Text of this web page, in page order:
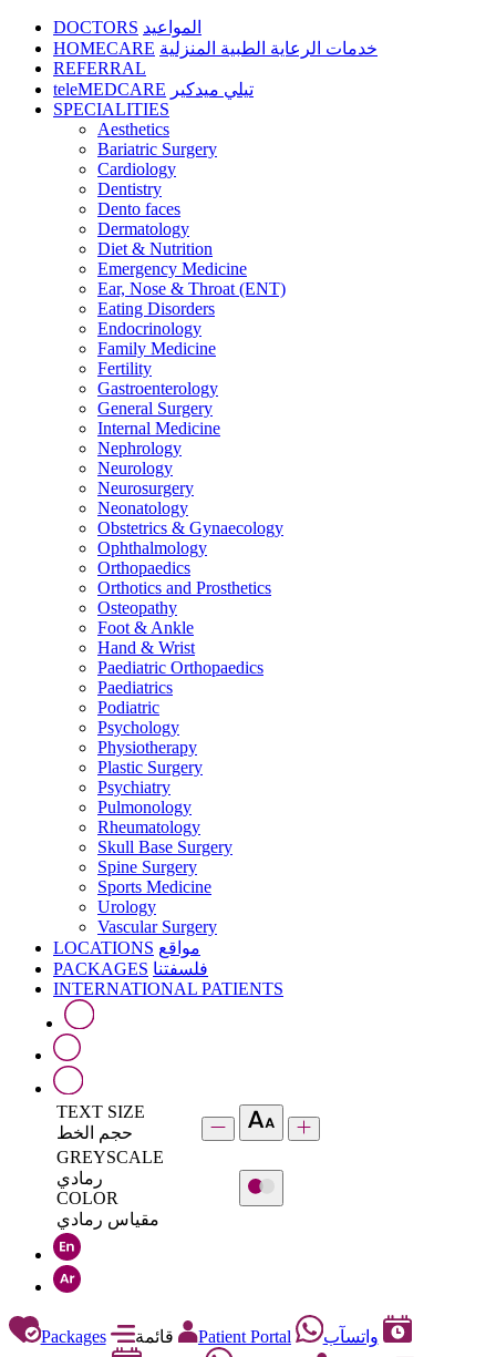
DOCTORS المواعيد
HOMECARE خدمات الرعاية الطبية المنزلية
REFERRAL
teleMEDCARE تيلي ميدكير
SPECIALITIES
Aesthetics
Bariatric Surgery
Cardiology
Dentistry
Dento faces
Dermatology
Diet & Nutrition
Emergency Medicine
Ear, Nose & Throat (ENT)
Eating Disorders
Endocrinology
Family Medicine
Fertility
Gastroenterology
General Surgery
Internal Medicine
Nephrology
Neurology
Neurosurgery
Neonatology
Obstetrics & Gynaecology
Ophthalmology
Orthopaedics
Orthotics and Prosthetics
Osteopathy
Foot & Ankle
Hand & Wrist
Paediatric Orthopaedics
Paediatrics
Podiatric
Psychology
Physiotherapy
Plastic Surgery
Psychiatry
Pulmonology
Rheumatology
Skull Base Surgery
Spine Surgery
Sports Medicine
Urology
Vascular Surgery
LOCATIONS مواقع
PACKAGES فلسفتنا
INTERNATIONAL PATIENTS
TEXT SIZE
حجم الخط
GREYSCALE
رمادي
COLOR
مقياس رمادي
Packages Patient Portal
واتسآب